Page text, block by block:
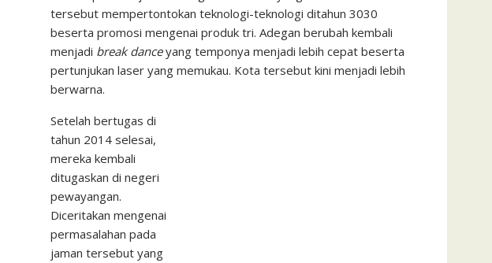
tersebut mempertontokan teknologi-teknologi ditahun 3030
beserta promosi mengenai produk tri. Adegan berubah kembali
menjadi break danceyang temponya menjadi lebih cepat beserta
pertunjukan laser yang memukau. Kota tersebut kini menjadi lebih
berwarna.
Setelah bertugas di
tahun 2014 selesai,
mereka kembali
ditugaskan di negeri
pewayangan.
Diceritakan mengenai
permasalahan pada
jaman tersebut yang